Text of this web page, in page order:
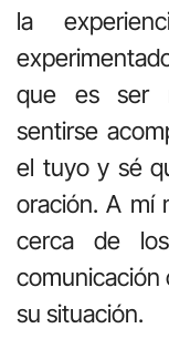
la
que es ser
sentirse
el tuyo y sé
oración. A mí
cerca de
comunicación
su situación.